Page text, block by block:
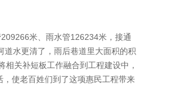
米、雨水管126234米，接通
水更清了，雨后巷道里大面积的积
关补短板工作融合到工程建设中，
使老百姓们到了这项惠民工程带来